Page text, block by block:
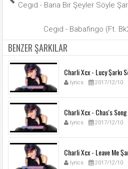
Cegıd - Bana Bir Şeyler Söyle
Cegıd - Babafingo (Ft.
BENZER ŞARKILAR
Charli Xcx - Lucy Şarkı
lyrics 2017/12/10
Charli Xcx - Chas's
lyrics 2017/12/10
Charli Xcx - Leave Me
lyrics 2017/12/10